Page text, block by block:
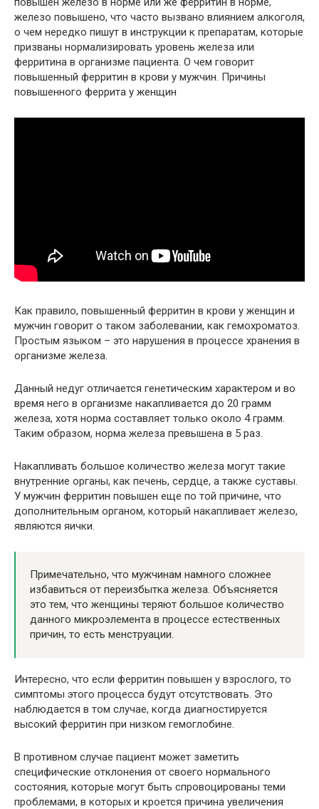
железо повышено, что часто вызвано влиянием алкоголя,
о чем нередко пишут в инструкции к препаратам, которые
призваны нормализировать уровень железа или
ферритина в организме пациента. О чем говорит
повышенный ферритин в крови у мужчин. Причины
повышенного феррита у женщин
Как правило, повышенный ферритин в крови у женщин и
мужчин говорит о таком заболевании, как гемохроматоз.
Простым языком – это нарушения в процессе хранения в
организме железа.
Данный недуг отличается генетическим характером и во
время него в организме накапливается до 20 грамм
железа, хотя норма составляет только около 4 грамм.
Таким образом, норма железа превышена в 5 раз.
Накапливать большое количество железа могут такие
внутренние органы, как печень, сердце, а также суставы.
У мужчин ферритин повышен еще по той причине, что
дополнительным органом, который накапливает железо,
являются яички.
Примечательно, что мужчинам намного сложнее
избавиться от переизбытка железа. Объясняется
это тем, что женщины теряют большое количество
данного микроэлемента в процессе естественных
причин, то есть менструации.
Интересно, что если ферритин повышен у взрослого, то
симптомы этого процесса будут отсутствовать. Это
наблюдается в том случае, когда диагностируется
высокий ферритин при низком гемоглобине.
В противном случае пациент может заметить
специфические отклонения от своего нормального
состояния, которые могут быть спровоцированы теми
проблемами, в которых и кроется причина увеличения